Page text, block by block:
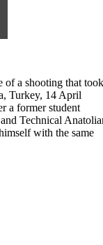
of a shooting that took
Turkey, 14 April
a former student
Technical
with the same